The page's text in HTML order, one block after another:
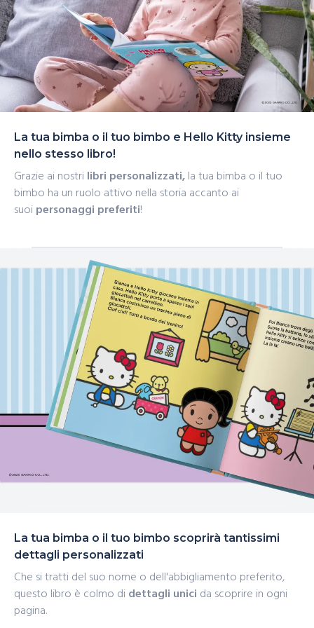
La tua bimba o il tuo bimbo e Hello Kitty insieme
nello stesso libro!
Grazie ai nostrilibri personalizzati,la tua bimba o il tuo
bimbo ha un ruolo attivo nella storia accanto ai
suoipersonaggi preferiti!
La tua bimba o il tuo bimbo scoprirà tantissimi
dettagli personalizzati
Che si tratti del suo nome o dell'abbigliamento preferito,
questo libro è colmo didettagli unici da scoprire in ogni
pagina.